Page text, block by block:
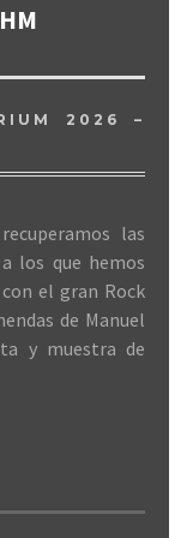
2026 –
las
los que hemos
el gran Rock
de Manuel
y muestra de